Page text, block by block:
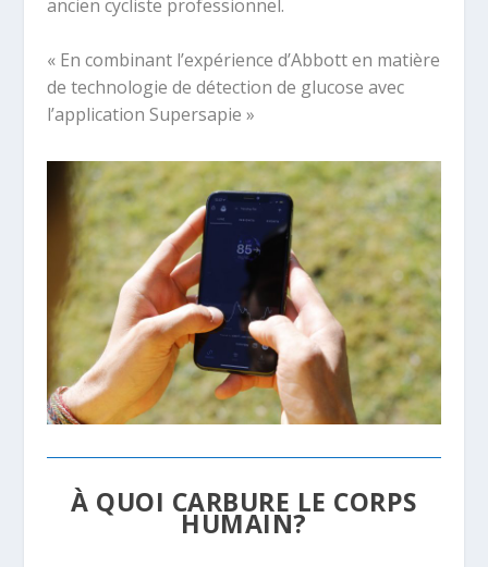
ancien cycliste professionnel.
« En combinant l’expérience d’Abbott en matière
de technologie de détection de glucose avec
l’application Supersapie »
À QUOI CARBURE LE CORPS
HUMAIN?